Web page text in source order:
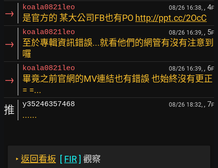
→ koala0821leo 08/26 16:38, , 4F
是官方的 某大公司FB也有PO http://ppt.cc/2OcC
→
koala0821leo 08/26 16:39, , 5F
至於專輯資訊錯誤...就看他們的網管有沒有注意到
囉
→
koala0821leo 08/26 16:39, , 6F
畢竟之前官網的MV連結也有錯誤 也始終沒有更正
= =...
推 y35246357468 08/26 18:32, , 7F
......
‣ 返回看板 [ FIR] 觀察